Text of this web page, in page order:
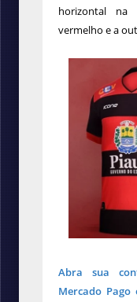
horizontal
vermelho e a
Abra sua
Mercado